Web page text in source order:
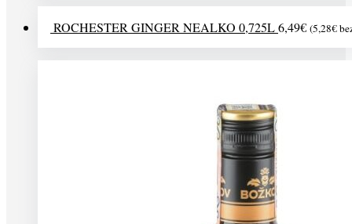
ROCHESTER GINGER NEALKO 0,725L6,49€ (5,28€